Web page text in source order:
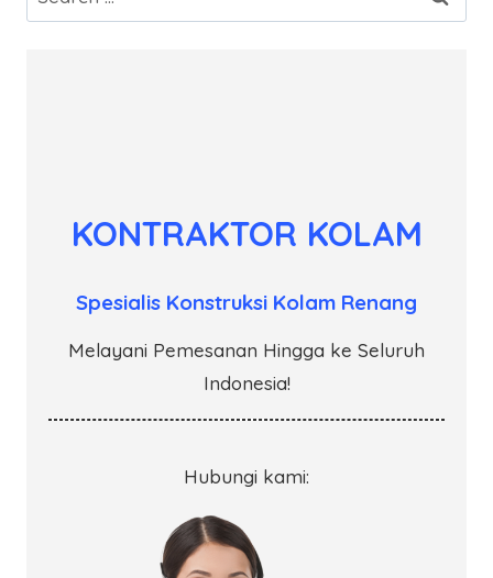
for:
KONTRAKTOR KOLAM
Spesialis Konstruksi Kolam Renang
Melayani Pemesanan Hingga ke Seluruh
Indonesia!
Hubungi kami: